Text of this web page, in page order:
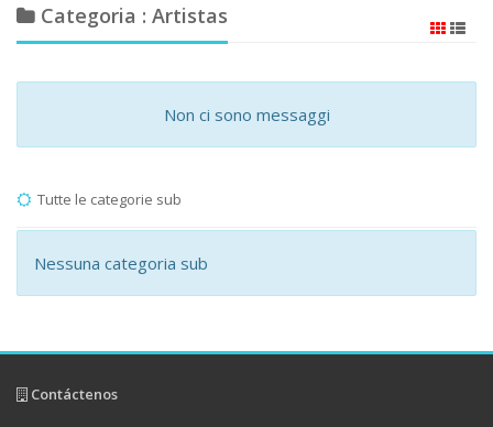
Categoria : Artistas
Non ci sono messaggi
Tutte le categorie sub
Nessuna categoria sub
Contáctenos